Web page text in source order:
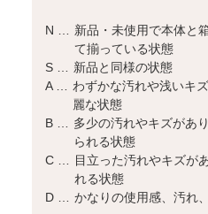
N … 新品・未使用で本体と
て揃っている状態
S … 新品と同様の状態
A … わずかな汚れや浅いキ
麗な状態
B … 多少の汚れやキズがあ
られる状態
C … 目立った汚れやキズが
れる状態
D … かなりの使用感、汚れ